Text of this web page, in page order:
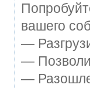
вашего
—
—
—